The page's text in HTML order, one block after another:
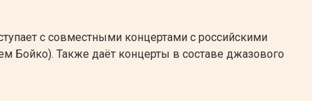
с совместными концертами с российскими
Также даёт концерты в составе джазового